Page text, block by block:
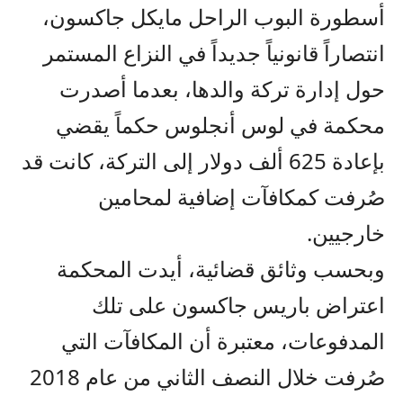
أسطورة البوب الراحل مايكل جاكسون،
انتصاراً قانونياً جديداً في النزاع المستمر
حول إدارة تركة والدها، بعدما أصدرت
محكمة في لوس أنجلوس حكماً يقضي
بإعادة 625 ألف دولار إلى التركة، كانت قد
صُرفت كمكافآت إضافية لمحامين
خارجيين.
وبحسب وثائق قضائية، أيدت المحكمة
اعتراض باريس جاكسون على تلك
المدفوعات، معتبرة أن المكافآت التي
صُرفت خلال النصف الثاني من عام 2018